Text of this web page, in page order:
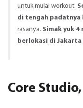
untuk mulai workout.
di tengah
rasanya. Simak yuk
berlokasi di Jakarta
Core